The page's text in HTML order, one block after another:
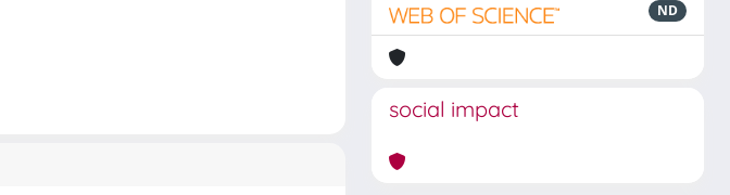
ND
social impact